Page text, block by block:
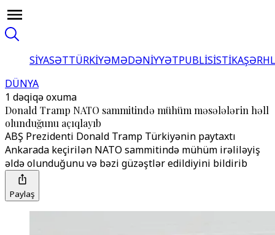
SİYASƏTTÜRKİYƏMƏDƏNİYYƏTPUBLİSİSTİKA
DÜNYA
1 dəqiqə oxuma
Donald Tramp NATO sammitində mühüm məsələlərin həll
olunduğunu açıqlayıb
ABŞ Prezidenti Donald Tramp Türkiyənin paytaxtı
Ankarada keçirilən NATO sammitində mühüm irəliləyiş
əldə olunduğunu və bəzi güzəştlər edildiyini bildirib
Paylaş